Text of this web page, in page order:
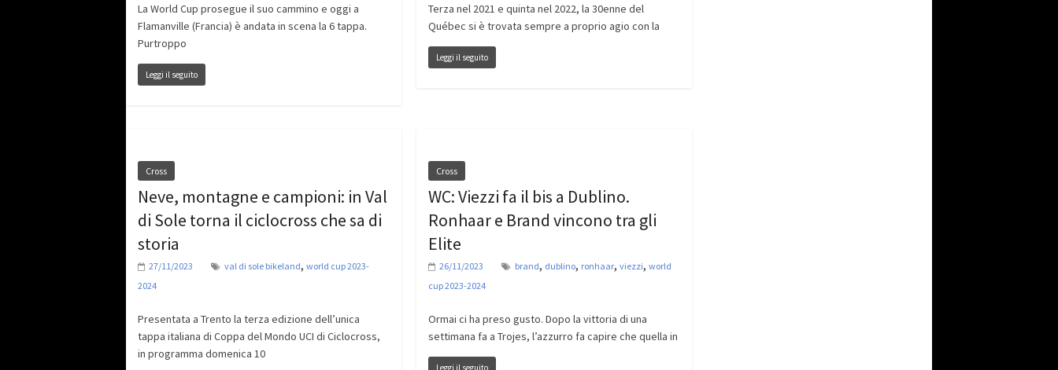
La World Cup prosegue il suo cammino e oggi a
Flamanville (Francia) è andata in scena la 6 tappa.
Purtroppo
Leggi il seguito
Terza nel 2021 e quinta nel 2022, la 30enne del
Québec si è trovata sempre a proprio agio con la
Leggi il seguito
Cross
Neve, montagne e campioni: in Val
di Sole torna il ciclocross che sa di
storia
27/11/2023 val di sole bikeland, world cup 2023-
2024
Presentata a Trento la terza edizione dell’unica
tappa italiana di Coppa del Mondo UCI di Ciclocross,
in programma domenica 10
Cross
WC: Viezzi fa il bis a Dublino.
Ronhaar e Brand vincono tra gli
Elite
26/11/2023 brand, dublino, ronhaar, viezzi, world
cup 2023-2024
Ormai ci ha preso gusto. Dopo la vittoria di una
settimana fa a Trojes, l’azzurro fa capire che quella in
Leggi il seguito